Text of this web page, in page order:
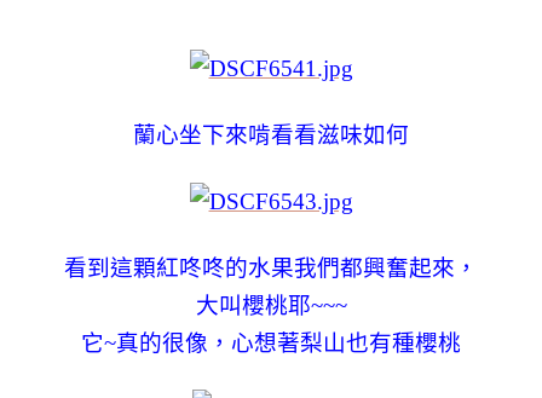
蘭心坐下來啃看看滋味如何
看到這顆紅咚咚的水果我們都興奮起來，
大叫櫻桃耶~~~
它~真的很像，心想著梨山也有種櫻桃